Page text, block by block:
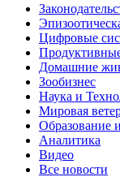
Цифровые
Домашние
Зообизнес
Наука и
Мировая
Образование
Аналитика
Видео
Все новости